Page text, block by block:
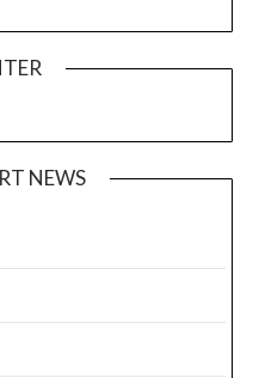
NEWS